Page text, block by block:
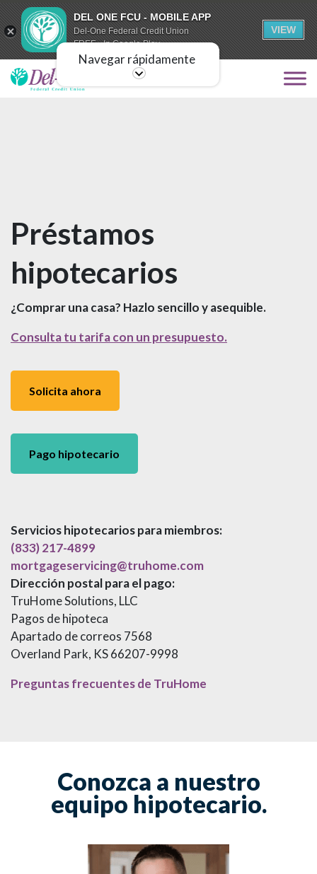
Préstamos
hipotecarios
¿Comprar una casa? Hazlo sencillo y asequible.
Consulta tu tarifa con un presupuesto.
Solicita ahora
Pago hipotecario
Servicios hipotecarios para miembros:
(833) 217-4899
mortgageservicing@truhome.com
Dirección postal para el pago:
TruHome Solutions, LLC
Pagos de hipoteca
Apartado de correos 7568
Overland Park, KS 66207-9998
Preguntas frecuentes de TruHome
Conozca a nuestro
equipo hipotecario.
Navegar rápidamente
DEL ONE FCU - MOBILE APP
Del-One Federal Credit Union
FREE - In Google Play
VIEW